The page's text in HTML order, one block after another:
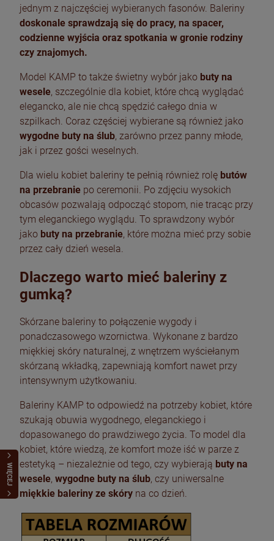
WIĘCEJ
jednym z najczęściej wybieranych fasonów. Baleriny
doskonale sprawdzają się do pracy, na spacer,
codzienne wyjścia oraz spotkania w gronie rodziny
czy znajomych.
Model KAMP to także świetny wybór jako buty na
wesele, szczególnie dla kobiet, które chcą wyglądać
elegancko, ale nie chcą spędzić całego dnia w
szpilkach. Coraz częściej wybierane są również jako
wygodne buty na ślub, zarówno przez panny młode,
jak i przez gości weselnych.
Dla wielu kobiet baleriny te pełnią również rolę butów
na przebranie po ceremonii. Po zdjęciu wysokich
obcasów pozwalają odpocząć stopom, nie tracąc przy
tym eleganckiego wyglądu. To sprawdzony wybór
jako buty na przebranie, które można mieć przy sobie
przez cały dzień wesela.
Dlaczego warto mieć baleriny z
gumką?
Skórzane baleriny to połączenie wygody i
ponadczasowego wzornictwa. Wykonane z bardzo
miękkiej skóry naturalnej, z wnętrzem wyściełanym
skórzaną wkładką, zapewniają komfort nawet przy
intensywnym użytkowaniu.
Baleriny KAMP to odpowiedź na potrzeby kobiet, które
szukają obuwia wygodnego, eleganckiego i
dopasowanego do prawdziwego życia. To model dla
kobiet, które wiedzą, że komfort może iść w parze z
estetyką – niezależnie od tego, czy wybierają buty na
wesele, wygodne buty na ślub, czy uniwersalne
miękkie baleriny ze skóry na co dzień.